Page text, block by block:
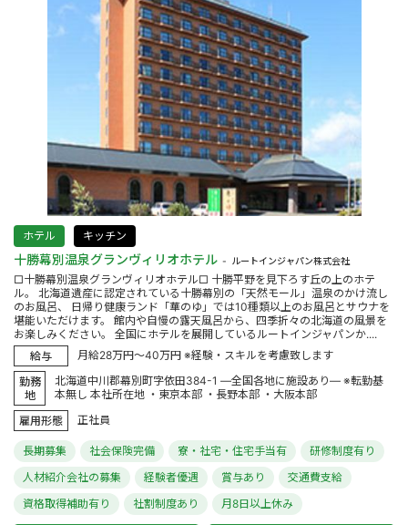
ホテル キッチン
十勝幕別温泉グランヴィリオホテル ルートインジャパン株式会社
□十勝幕別温泉グランヴィリオホテル□ 十勝平野を見下ろす丘の上のホテ
ル。 北海道遺産に認定されている十勝幕別の「天然モール」温泉のかけ流し
のお風呂、 日帰り健康ランド「華のゆ」では10種類以上のお風呂とサウナを
堪能いただけます。 館内や自慢の露天風呂から、四季折々の北海道の風景を
お楽しみください。 全国にホテルを展開しているルートインジャパンか....
給与
月給28万円～40万円 ※経験・スキルを考慮致します
勤務
地
北海道中川郡幕別町字依田384-1 ―全国各地に施設あり― ※転勤基
本無し 本社所在地 ・東京本部 ・長野本部 ・大阪本部
雇用形態
正社員
長期募集 社会保険完備 寮・社宅・住宅手当有
研修制度有り
人材紹介会社の募集
経験者優遇 賞与あり
交通費支給
資格取得補助有り
社割制度あり 月8日以上休み